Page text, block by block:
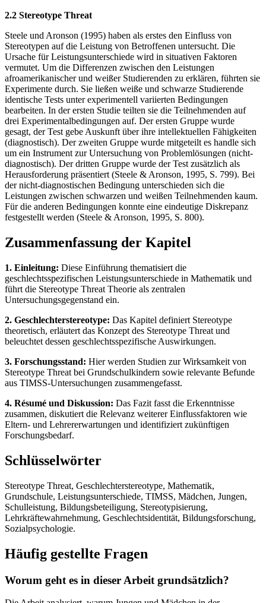
2.2 Stereotype Threat
Steele und Aronson (1995) haben als erstes den Einfluss von
Stereotypen auf die Leistung von Betroffenen untersucht. Die
Ursache für Leistungsunterschiede wird in situativen Faktoren
vermutet. Um die Differenzen zwischen den Leistungen
afroamerikanischer und weißer Studierenden zu erklären, führten sie
Experimente durch. Sie ließen weiße und schwarze Studierende
identische Tests unter experimentell variierten Bedingungen
bearbeiten. In der ersten Studie teilten sie die Teilnehmenden auf
drei Experimentalbedingungen auf. Der ersten Gruppe wurde
gesagt, der Test gebe Auskunft über ihre intellektuellen Fähigkeiten
(diagnostisch). Der zweiten Gruppe wurde mitgeteilt es handle sich
um ein Instrument zur Untersuchung von Problemlösungen (nicht-
diagnostisch). Der dritten Gruppe wurde der Test zusätzlich als
Herausforderung präsentiert (Steele & Aronson, 1995, S. 799). Bei
der nicht-diagnostischen Bedingung unterschieden sich die
Leistungen zwischen schwarzen und weißen Teilnehmenden kaum.
Für die anderen Bedingungen konnte eine eindeutige Diskrepanz
festgestellt werden (Steele & Aronson, 1995, S. 800).
Zusammenfassung der Kapitel
1. Einleitung: Diese Einführung thematisiert die
geschlechtsspezifischen Leistungsunterschiede in Mathematik und
führt die Stereotype Threat Theorie als zentralen
Untersuchungsgegenstand ein.
2. Geschlechterstereotype: Das Kapitel definiert Stereotype
theoretisch, erläutert das Konzept des Stereotype Threat und
beleuchtet dessen geschlechtsspezifische Auswirkungen.
3. Forschungsstand: Hier werden Studien zur Wirksamkeit von
Stereotype Threat bei Grundschulkindern sowie relevante Befunde
aus TIMSS-Untersuchungen zusammengefasst.
4. Résumé und Diskussion: Das Fazit fasst die Erkenntnisse
zusammen, diskutiert die Relevanz weiterer Einflussfaktoren wie
Eltern- und Lehrererwartungen und identifiziert zukünftigen
Forschungsbedarf.
Schlüsselwörter
Stereotype Threat, Geschlechterstereotype, Mathematik,
Grundschule, Leistungsunterschiede, TIMSS, Mädchen, Jungen,
Schulleistung, Bildungsbeteiligung, Stereotypisierung,
Lehrkräftewahrnehmung, Geschlechtsidentität, Bildungsforschung,
Sozialpsychologie.
Häufig gestellte Fragen
Worum geht es in dieser Arbeit grundsätzlich?